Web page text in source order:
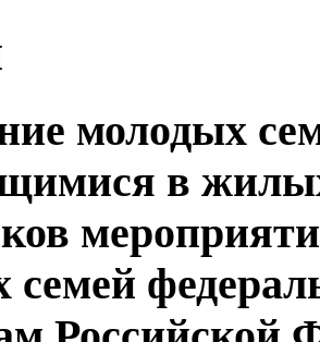
молодых
в
семей